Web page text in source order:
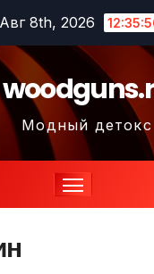
8th, 2026
Модный детокс